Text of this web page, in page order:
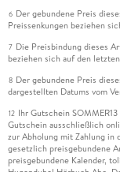
6 Der gebundene Preis
Preissenkungen beziehen
7 Die Preisbindung dieses
beziehen sich auf den
8 Der gebundene Preis
dargestellten Datums vom
12 Ihr Gutschein
Gutschein ausschließlich
zur Abholung mit Zahlung
gesetzlich preisgebundene
preisgebundene Kalender,